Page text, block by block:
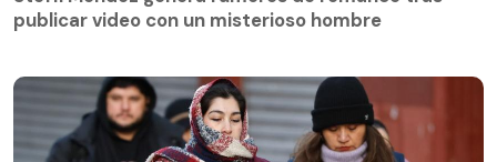
publicar video con un misterioso hombre